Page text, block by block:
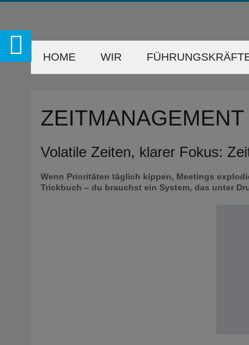
HOME WIR
Volatile Zeiten, klarer Fokus:
Wenn Prioritäten täglich kippen, Meetings
Trickbuch – du brauchst ein System, das unter